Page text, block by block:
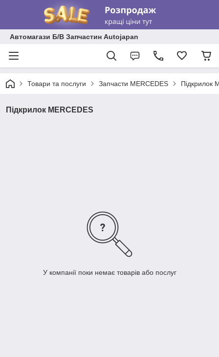
Автомагази Б/В Запчастин Autojapan
Товари та послуги Запчасти MERCEDES Підкрилок
Підкрилок MERCEDES
У компанії поки немає товарів або послуг